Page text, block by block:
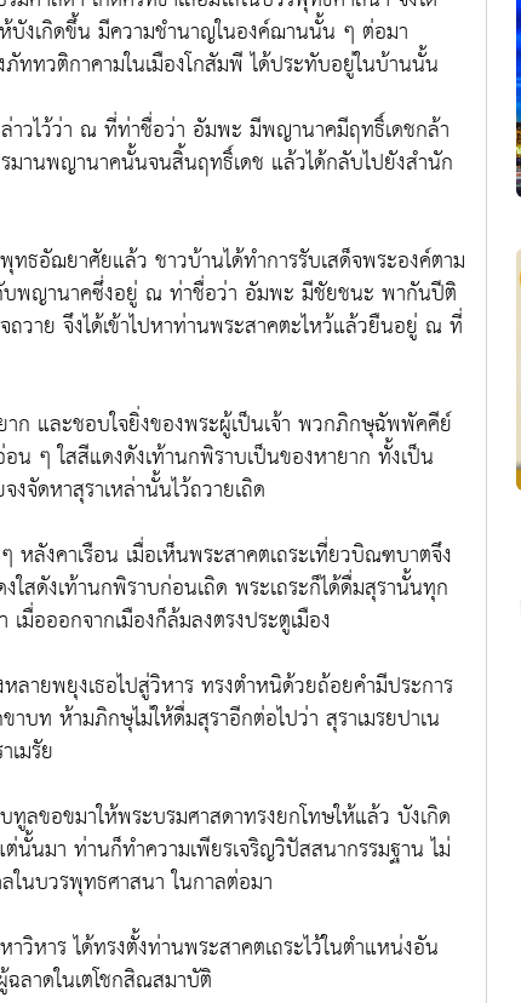
งเกิดขึ้น มีความชำนาญในองค์ฌานนั้น ๆ ต่อมา
ททวติกาคามในเมืองโกสัมพี ได้ประทับอยู่ในบ้านนั้น
วไว้ว่า ณ ที่ท่าชื่อว่า อัมพะ มีพญานาคมีฤทธิ์เดชกล้า
านพญานาคนั้นจนสิ้นฤทธิ์เดช แล้วได้กลับไปยังสำนัก
อัฌยาศัยแล้ว ชาวบ้านได้ทำการรับเสด็จพระองค์ตาม
กับพญานาคซึ่งอยู่ ณ ท่าชื่อว่า อัมพะ มีชัยชนะ พากันปีติ
วาย จึงได้เข้าไปหาท่านพระสาคตะไหว้แล้วยืนอยู่ ณ ที่
และชอบใจยิ่งของพระผู้เป็นเจ้า พวกภิกษุฉัพพัคคีย์
ๆ ใสสีแดงดังเท้านกพิราบเป็นของหายาก ทั้งเป็น
จัดหาสุราเหล่านั้นไว้ถวายเถิด
งคาเรือน เมื่อเห็นพระสาคตเถระเที่ยวบิณฑบาตจึง
สดังเท้านกพิราบก่อนเถิด พระเถระก็ได้ดื่มสุรานั้นทุก
มื่อออกจากเมืองก็ล้มลงตรงประตูเมือง
ยพยุงเธอไปสู่วิหาร ทรงตำหนิด้วยถ้อยคำมีประการ
ท ห้ามภิกษุไม่ให้ดื่มสุราอีกต่อไปว่า สุราเมรยปาเน
มรัย
ขอขมาให้พระบรมศาสดาทรงยกโทษให้แล้ว บังเกิด
นั้นมา ท่านก็ทำความเพียรเจริญวิปัสสนากรรมฐาน ไม่
นบวรพุทธศาสนา ในกาลต่อมา
าร ได้ทรงตั้งท่านพระสาคตเถระไว้ในตำแหน่งอัน
ลาดในเตโชกสิณสมาบัติ